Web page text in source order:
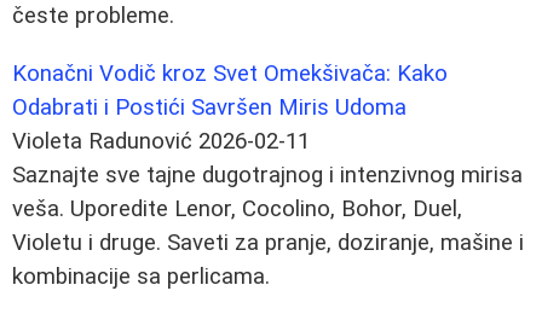
česte probleme.
Konačni Vodič kroz Svet Omekšivača: Kako
Odabrati i Postići Savršen Miris Udoma
Violeta Radunović 2026-02-11
Saznajte sve tajne dugotrajnog i intenzivnog mirisa
veša. Uporedite Lenor, Cocolino, Bohor, Duel,
Violetu i druge. Saveti za pranje, doziranje, mašine i
kombinacije sa perlicama.